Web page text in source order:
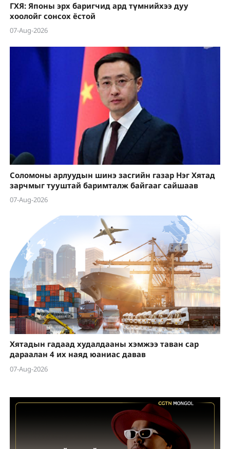
ГХЯ: Японы эрх баригчид ард түмнийхээ дуу
хоолойг сонсох ёстой
07-Aug-2026
Соломоны арлуудын шинэ засгийн газар Нэг Хятад
зарчмыг тууштай баримталж байгааг сайшаав
07-Aug-2026
Хятадын гадаад худалдааны хэмжээ таван сар
дараалан 4 их наяд юаниас давав
07-Aug-2026